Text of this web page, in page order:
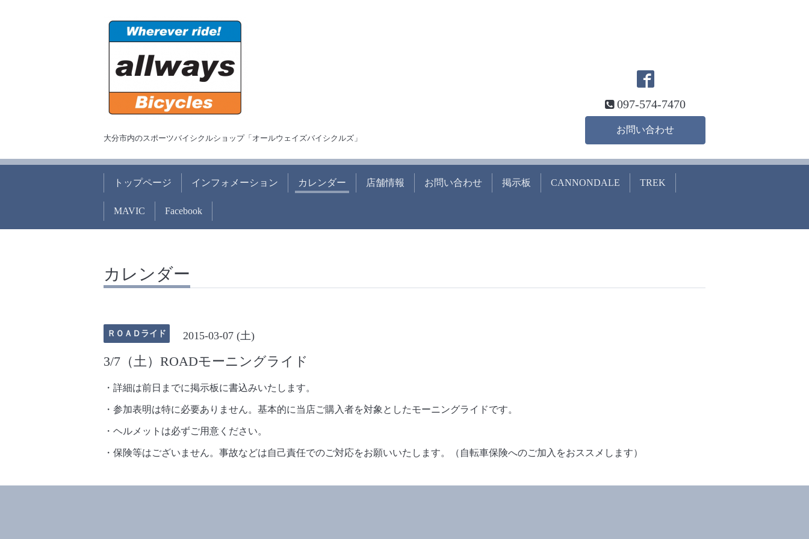
大分市内のスポーツバイシクルショップ「オールウェイズバイシクルズ」
097-574-7470
お問い合わせ
トップページ インフォメーション カレンダー 店舗情報 お問い合わせ 掲示板 CANNONDALE TREK
MAVIC Facebook
カレンダー
ＲＯＡＤライド 2015-03-07 (土)
3/7（土）ROADモーニングライド
・詳細は前日までに掲示板に書込みいたします。
・参加表明は特に必要ありません。基本的に当店ご購入者を対象としたモーニングライドです。
・ヘルメットは必ずご用意ください。
・保険等はございません。事故などは自己責任でのご対応をお願いいたします。（自転車保険へのご加入をおススメします）